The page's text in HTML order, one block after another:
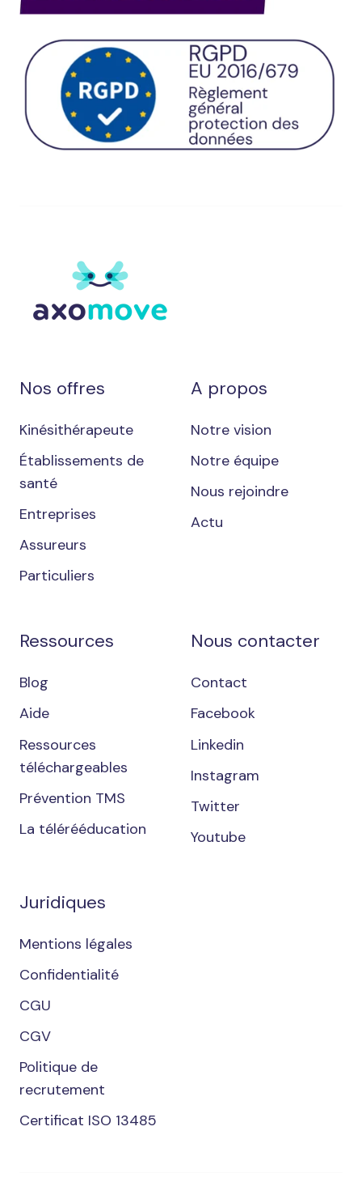
Nos offres
Kinésithérapeute
Établissements de
santé
Entreprises
Assureurs
Particuliers
A propos
Notre vision
Notre équipe
Nous rejoindre
Actu
Ressources
Blog
Aide
Ressources
téléchargeables
Prévention TMS
La télérééducation
Nous contacter
Contact
Facebook
Linkedin
Instagram
Twitter
Youtube
Juridiques
Mentions légales
Confidentialité
CGU
CGV
Politique de
recrutement
Certificat ISO 13485